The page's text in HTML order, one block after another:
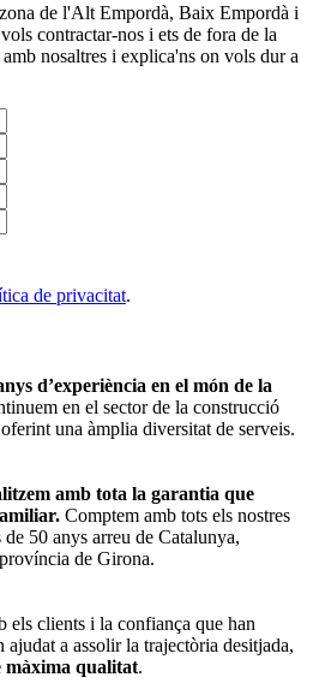
de l'Alt Empordà, Baix Empordà i
contractar-nos i ets de fora de la
nosaltres i explica'ns on vols dur a
de privacitat.
d’experiència en el món de la
en el sector de la construcció
una àmplia diversitat de serveis.
amb tota la garantia que
Comptem amb tots els nostres
50 anys arreu de Catalunya,
de Girona.
els clients i la confiança que han
ajudat a assolir la trajectòria desitjada,
màxima qualitat.